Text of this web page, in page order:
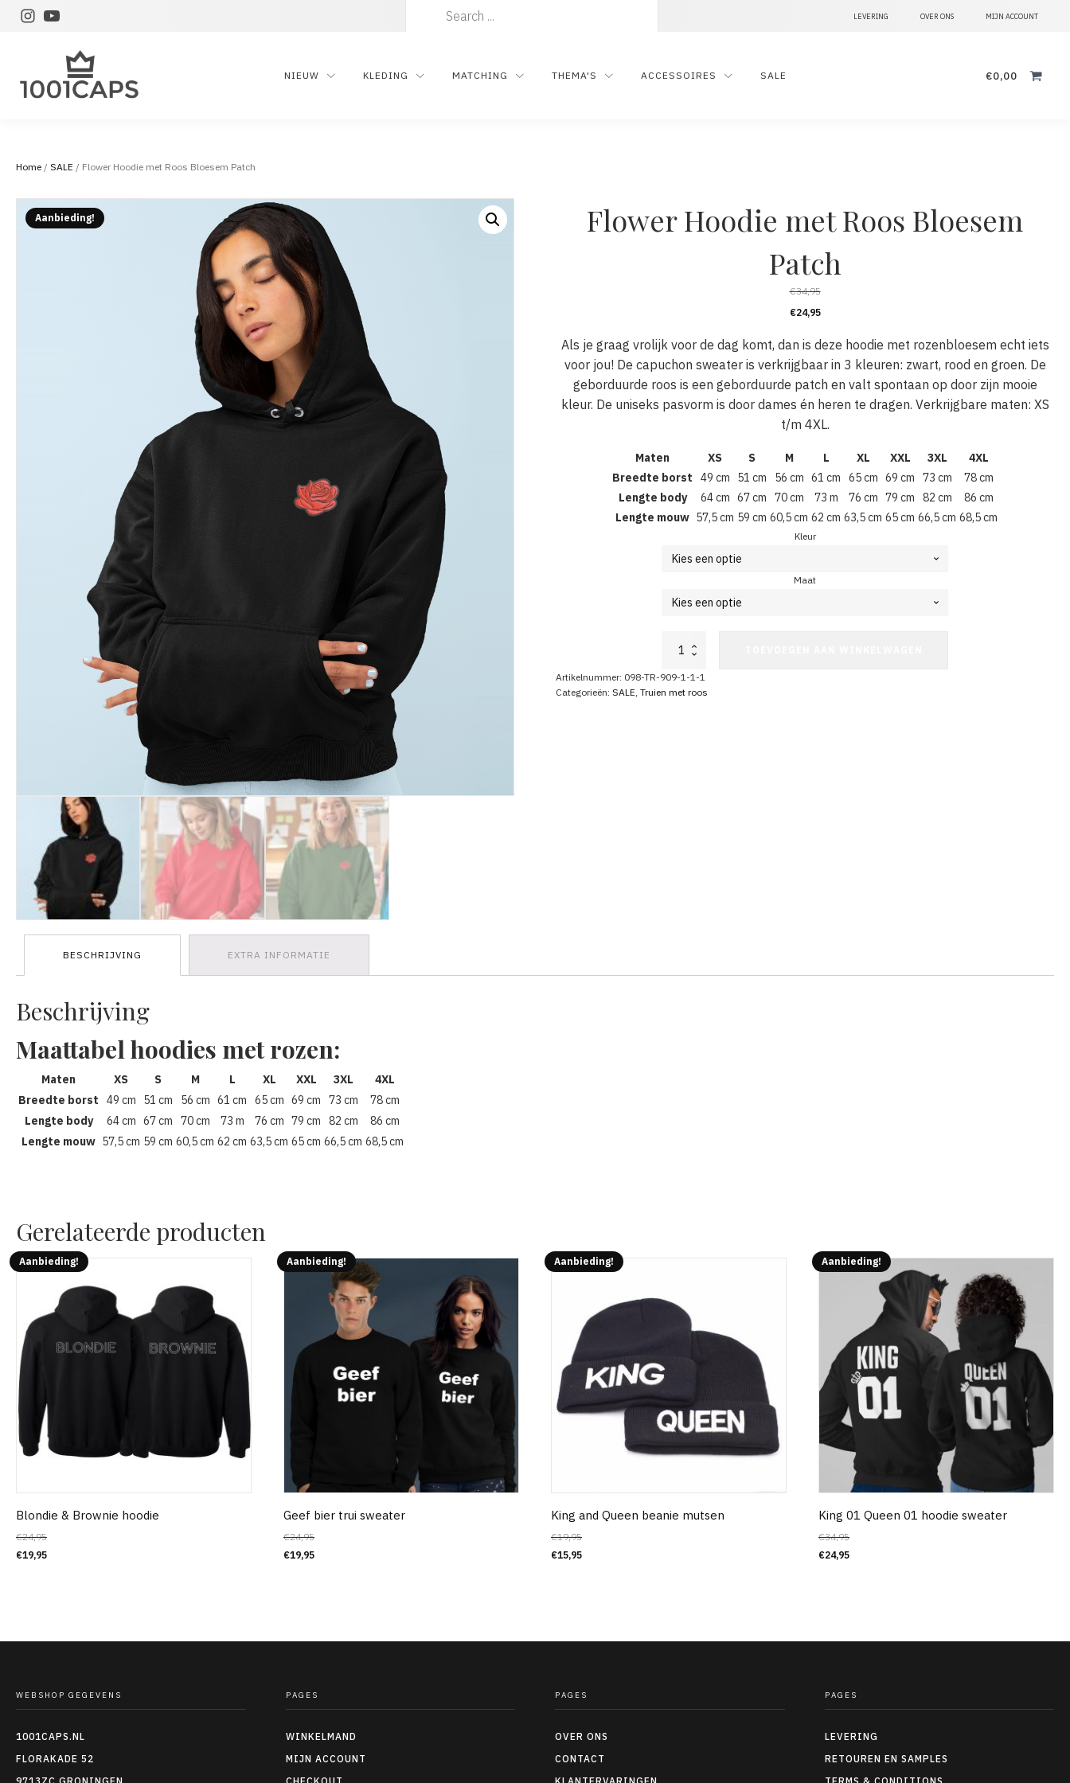
LEVERING OVER ONS MIJN ACCOUNT
NIEUW KLEDING MATCHING THEMA'S ACCESSOIRES SALE
naar:
€0,00
Home / SALE / Flower Hoodie met Roos Bloesem Patch
Aanbieding!
Flower Hoodie met Roos Bloesem
Patch
€34,95
€24,95
Als je graag vrolijk voor de dag komt, dan is deze hoodie met rozenbloesem echt iets
voor jou! De capuchon sweater is verkrijgbaar in 3 kleuren: zwart, rood en groen. De
geborduurde roos is een geborduurde patch en valt spontaan op door zijn mooie
kleur. De uniseks pasvorm is door dames én heren te dragen. Verkrijgbare maten: XS
t/m 4XL.
Maten XS S M L XL XXL 3XL
4XL
Breedte borst
49 cm 51 cm 56 cm 61 cm 65 cm 69 cm 73 cm
78 cm
Lengte body
64 cm 67 cm 70 cm 73 m 76 cm 79 cm 82 cm
86 cm
Lengte mouw 57,5 cm 59 cm 60,5 cm 62 cm 63,5 cm 65 cm 66,5 cm 68,5 cm
Kleur
Maat
Flower
met
Roos
Artikelnummer: 098-TR-909-1-1-1
Categorieën:SALE,Truien met roos
BESCHRIJVING EXTRA INFORMATIE
Beschrijving
Maattabel hoodies met rozen:
Maten XS S M L XL XXL 3XL
4XL
Breedte borst
49 cm 51 cm 56 cm 61 cm 65 cm 69 cm 73 cm
78 cm
Lengte body
64 cm 67 cm 70 cm 73 m 76 cm 79 cm 82 cm
86 cm
Lengte mouw 57,5 cm 59 cm 60,5 cm 62 cm 63,5 cm 65 cm 66,5 cm 68,5 cm
Gerelateerde producten
Aanbieding!
Blondie & Brownie hoodie
€24,95
€19,95
Aanbieding!
Geef bier trui sweater
€24,95
€19,95
Aanbieding!
King and Queen beanie mutsen
€19,95
€15,95
Aanbieding!
King 01 Queen 01 hoodie sweater
€34,95
€24,95
WEBSHOP GEGEVENS
1001CAPS.NL
FLORAKADE 52
PAGES
WINKELMAND
MIJN ACCOUNT
PAGES
OVER ONS
CONTACT
PAGES
LEVERING
RETOUREN EN SAMPLES